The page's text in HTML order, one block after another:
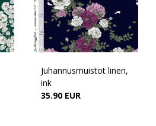
Juhannusmuistot linen,
ink
35.90 EUR